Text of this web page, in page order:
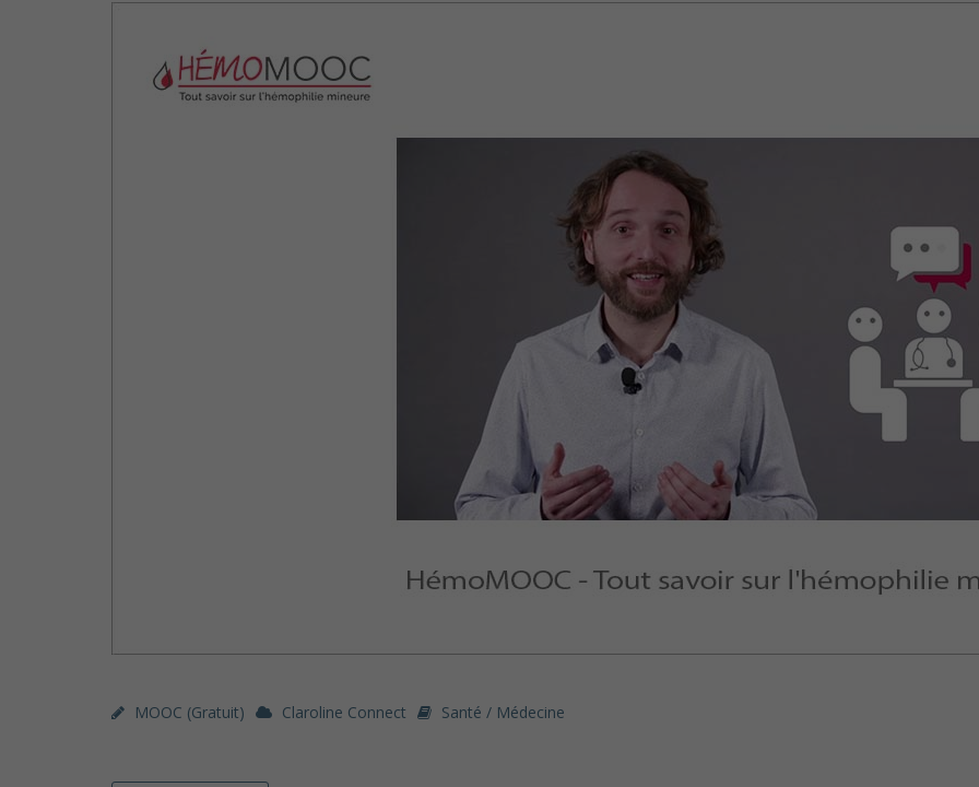
MOOC (gratuit) Claroline Connect Santé / Médecine